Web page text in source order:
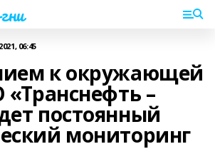
06:45
к окружающей
«Транснефть –
постоянный
мониторинг